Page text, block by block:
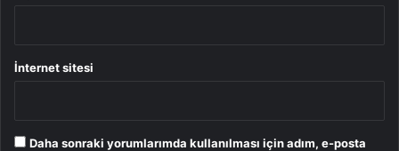
İnternet sitesi
Daha sonraki yorumlarımda kullanılması için adım, e-posta